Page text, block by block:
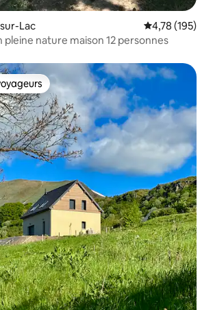
Lac Évaluation
4,78 (195)
pleine nature maison 12 personnes